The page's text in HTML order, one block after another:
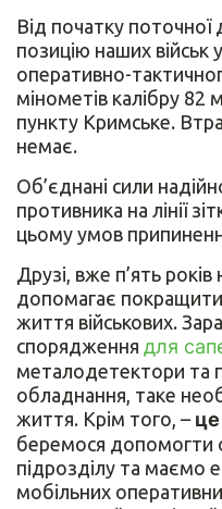
Від початку поточної
позицію наших військ
оперативно-
мінометів калібру 82
пункту Кримське.
немає.
Об’єднані сили
противника на лінії
цьому умов
Друзі, вже п’ять
допомагає
життя військових.
спорядження для
металодетектори та
обладнання, таке
життя. Крім того, –
беремося допомогти
підрозділу та маємо
мобільних